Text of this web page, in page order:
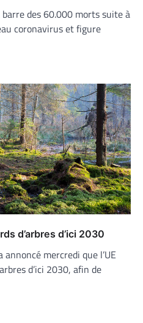
des 60.000 morts suite à
coronavirus et figure
d’arbres d’ici 2030
mercredi que l’UE
d’ici 2030, afin de